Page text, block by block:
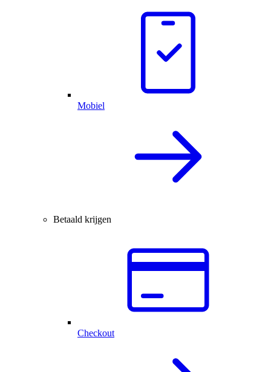
Mobiel
Betaald krijgen
Checkout